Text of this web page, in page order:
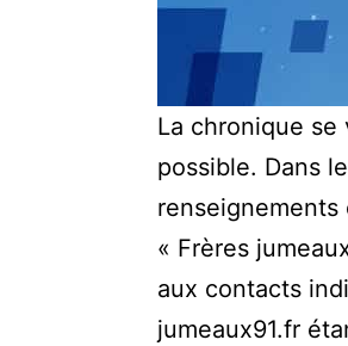
La chronique
possible. Dans
« Frères
aux contacts
jumeaux91.fr